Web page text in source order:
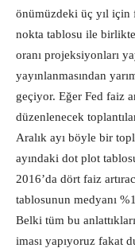
önümüzdeki üç yıl
nokta tablosu ile
oranı projeksiyonları
yayınlanmasından
geçiyor. Eğer Fed faiz
düzenlenecek
Aralık ayı böyle bir
ayındaki dot plot
2016’da dört faiz
tablosunun medyanı
Belki tüm bu
iması yapıyoruz fakat